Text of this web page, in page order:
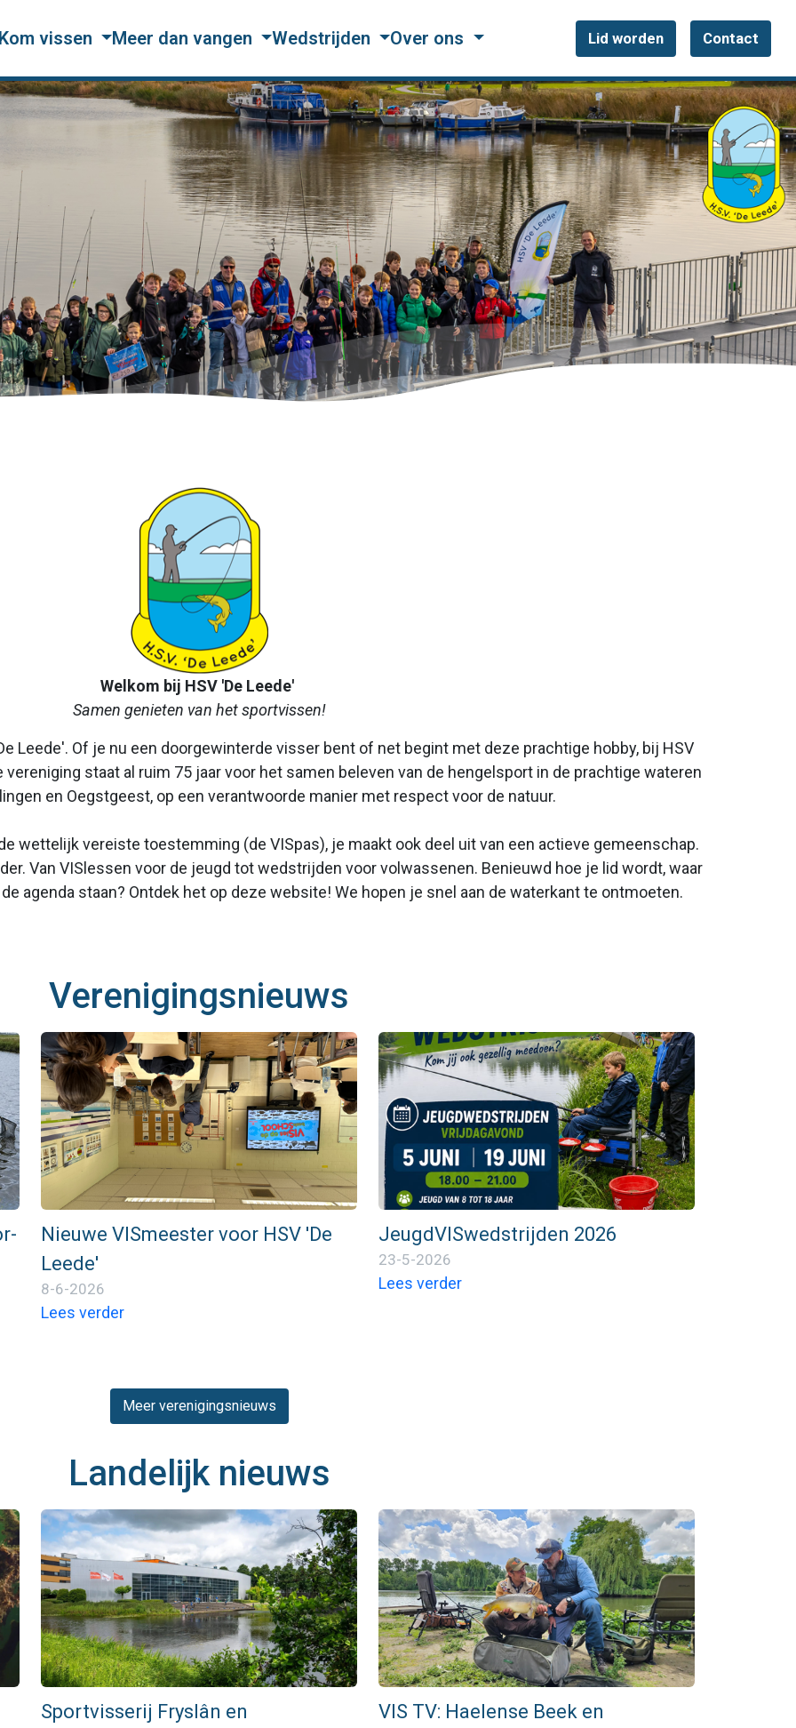
Kom vissen Meer dan vangen Wedstrijden Over ons Lid worden Contact
Welkom bij HSV 'De Leede'
Samen genieten van het sportvissen!
Leede'. Of je nu een doorgewinterde visser bent of net begint met deze prachtige hobby, bij HSV
staat al ruim 75 jaar voor het samen beleven van de hengelsport in de prachtige wateren
en Oegstgeest, op een verantwoorde manier met respect voor de natuur.
wettelijk vereiste toestemming (de VISpas), je maakt ook deel uit van een actieve gemeenschap.
Van VISlessen voor de jeugd tot wedstrijden voor volwassenen. Benieuwd hoe je lid wordt, waar
agenda staan? Ontdek het op deze website! We hopen je snel aan de waterkant te ontmoeten.
Verenigingsnieuws
Nieuwe VISmeester voor HSV 'De
Leede'
8-6-2026
Lees verder
JeugdVISwedstrijden 2026
23-5-2026
Lees verder
Meer verenigingsnieuws
Landelijk nieuws
Sportvisserij Fryslân en
VIS TV: Haelense Beek en